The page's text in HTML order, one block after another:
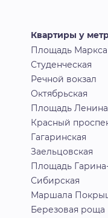
Квартиры у
Площадь Маркса
Студенческая
Речной вокзал
Октябрьская
Площадь Ленина
Красный
Гагаринская
Заельцовская
Площадь
Сибирская
Маршала
Березовая роща